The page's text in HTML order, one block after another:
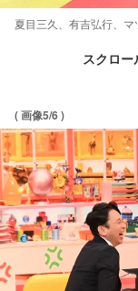
夏目三久、有吉弘行、
スクロ
( 画像5/6 )